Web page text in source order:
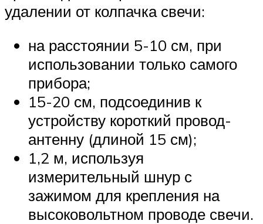
удалении от колпачка свечи:
на расстоянии 5-10 см, при
использовании только самого
прибора;
15-20 см, подсоединив к
устройству короткий провод-
антенну (длиной 15 см);
1,2 м, используя
измерительный шнур с
зажимом для крепления на
высоковольтном проводе свечи.